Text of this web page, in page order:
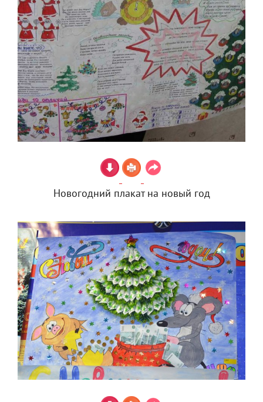
Новогодний плакат на новый год